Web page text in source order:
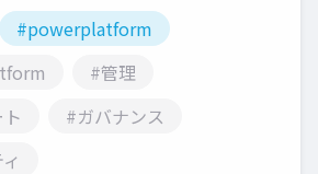
#powerplatform
#管理
#ガバナンス